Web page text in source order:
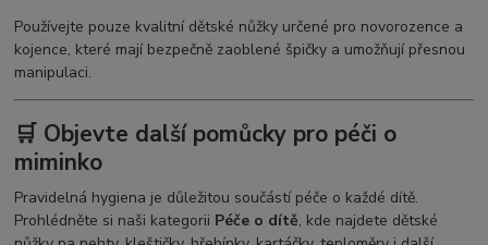
Používejte pouze kvalitní dětské nůžky určené pro novorozence a
kojence, které mají bezpečně zaoblené špičky a umožňují přesnou
manipulaci.
🛒 Objevte další pomůcky pro péči o
miminko
Pravidelná hygiena je důležitou součástí péče o každé dítě.
Prohlédněte si naši kategorii Péče o dítě, kde najdete dětské